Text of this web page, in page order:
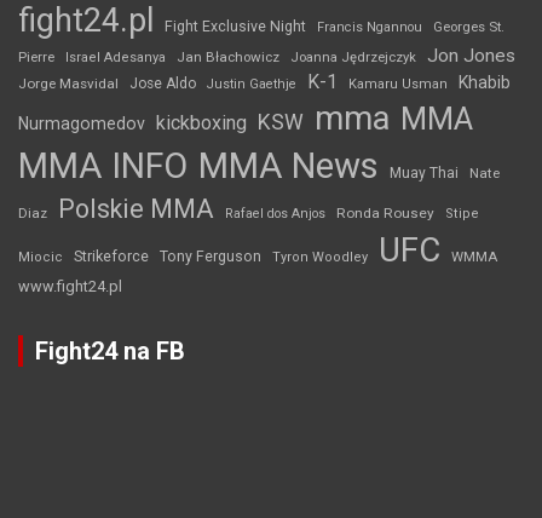
fight24.pl Fight Exclusive Night Francis Ngannou
Georges St.
Pierre
Israel Adesanya Jan Błachowicz Joanna Jędrzejczyk Jon Jones
Jorge Masvidal Jose Aldo Justin Gaethje K-1 Kamaru Usman Khabib
Nurmagomedov kickboxing KSW mma MMA
MMA INFO MMA News Muay Thai Nate
Diaz Polskie MMA Rafael dos Anjos Ronda Rousey Stipe
Miocic Strikeforce Tony Ferguson Tyron Woodley UFC WMMA
www.fight24.pl
Fight24 na FB